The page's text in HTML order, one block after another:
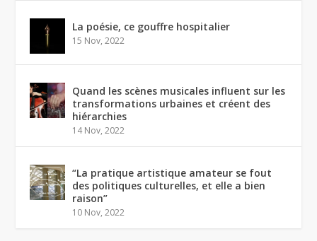
La poésie, ce gouffre hospitalier
15 Nov, 2022
Quand les scènes musicales influent sur les
transformations urbaines et créent des
hiérarchies
14 Nov, 2022
“La pratique artistique amateur se fout
des politiques culturelles, et elle a bien
raison”
10 Nov, 2022